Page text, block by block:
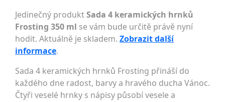
Jedinečný produktSada 4 keramických hrnků
Frosting 350 ml se vám bude určitě právě nyní
hodit. Aktuálně je skladem. Zobrazit další
informace.
Sada 4 keramických hrnků Frosting přináší do
každého dne radost, barvy a hravého ducha Vánoc.
Čtyři veselé hrnky s nápisy působí vesele a